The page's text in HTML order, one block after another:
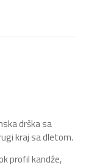
drška sa
kraj sa dletom.
profil kandže,